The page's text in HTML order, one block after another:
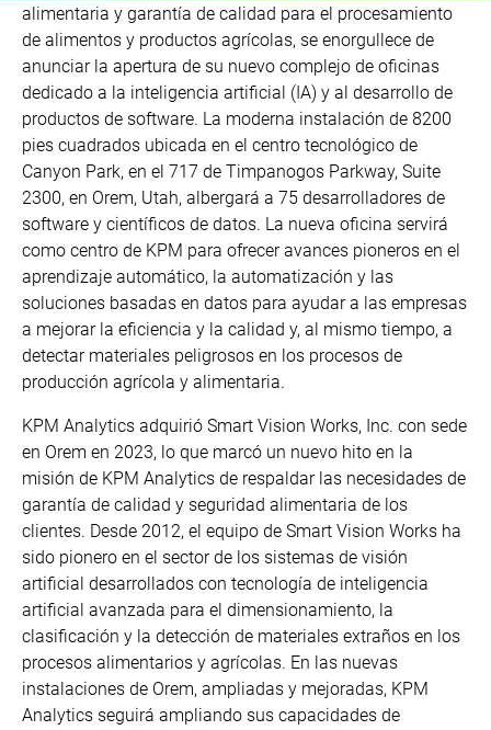
alimentaria y garantía de calidad para el procesamiento
de alimentos y productos agrícolas, se enorgullece de
anunciar la apertura de su nuevo complejo de oficinas
dedicado a la inteligencia artificial (IA) y al desarrollo de
productos de software. La moderna instalación de 8200
pies cuadrados ubicada en el centro tecnológico de
Canyon Park, en el 717 de Timpanogos Parkway, Suite
2300, en Orem, Utah, albergará a 75 desarrolladores de
software y científicos de datos. La nueva oficina servirá
como centro de KPM para ofrecer avances pioneros en el
aprendizaje automático, la automatización y las
soluciones basadas en datos para ayudar a las empresas
a mejorar la eficiencia y la calidad y, al mismo tiempo, a
detectar materiales peligrosos en los procesos de
producción agrícola y alimentaria.
KPM Analytics adquirió Smart Vision Works, Inc. con sede
en Orem en 2023, lo que marcó un nuevo hito en la
misión de KPM Analytics de respaldar las necesidades de
garantía de calidad y seguridad alimentaria de los
clientes. Desde 2012, el equipo de Smart Vision Works ha
sido pionero en el sector de los sistemas de visión
artificial desarrollados con tecnología de inteligencia
artificial avanzada para el dimensionamiento, la
clasificación y la detección de materiales extraños en los
procesos alimentarios y agrícolas. En las nuevas
instalaciones de Orem, ampliadas y mejoradas, KPM
Analytics seguirá ampliando sus capacidades de